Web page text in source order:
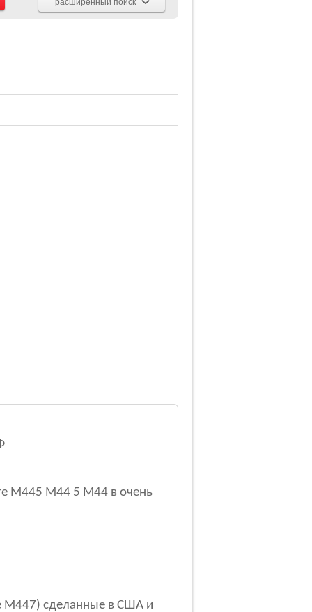
расширенный поиск
M445 М44 5 M44 в очень
M447) сделанные в США и